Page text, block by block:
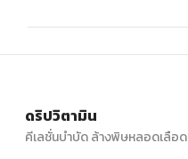
ดริปวิตามิน
คีเลชั่นบำบัด ล้างพิษหลอดเลือด